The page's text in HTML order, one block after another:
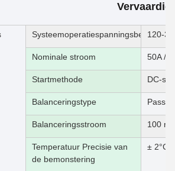
Systeemoperatiespanningsbereik120-
Nominale stroom 50A /
Startmethode DC-
Balanceringstype
Balanceringsstroom 100
Temperatuur Precisie van
de bemonstering
± 2°C